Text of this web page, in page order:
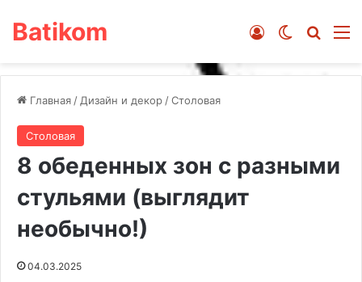
Batikom Switch skin
Войти
Главная / Дизайн и декор /Столовая
Столовая
8 обеденных зон с разными
стульями (выглядит
необычно!)
04.03.2025